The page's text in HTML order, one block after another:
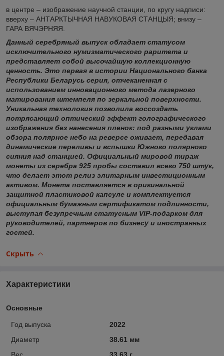
в центре – изображение научной станции, по кругу надписи:
вверху – АНТАРКТЫЧНАЯ НАВУКОВАЯ СТАНЦЫЯ; внизу –
ГАРА ВЯЧЭРНЯЯ.
Данный серебряный выпуск обладает статусом
исключительного нумизматического раритета и
представляет собой высочайшую коллекционную
ценность. Это первая в истории Национального банка
Республики Беларусь серия, отчеканенная с
использованием инновационного метода лазерного
матирования штемпеля по зеркальной поверхности.
Уникальная технология позволила воссоздать
потрясающий оптический эффект голографического
изображения без нанесения пленок: под разными углами
обзора полярное небо на реверсе оживает, передавая
динамические переливы и вспышки Южного полярного
сияния над станцией. Официальный мировой тираж
монеты из серебра 925 пробы составил всего 750 штук,
что делает этот релиз элитарным инвестиционным
активом. Монета поставляется в оригинальной
защитной пластиковой капсуле и комплектуется
официальным бумажным сертификатом подлинности,
выступая безупречным статусным VIP-подарком для
руководителей, партнеров по бизнесу и иностранных
гостей.
Скрыть
Характеристики
Основные
Год выпуска
2022
Диаметр
38.61 мм
Вес
33.63 г